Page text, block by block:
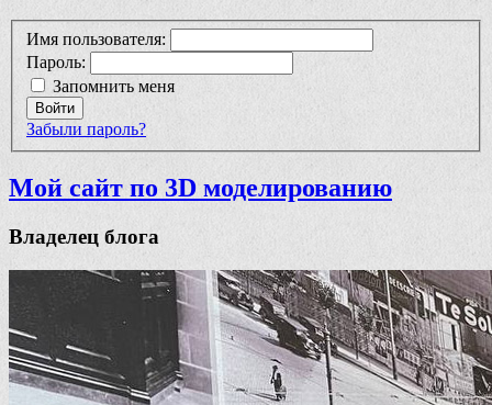
Имя пользователя:
Пароль:
Запомнить меня
Войти
Забыли пароль?
Мой сайт по 3D моделированию
Владелец блога